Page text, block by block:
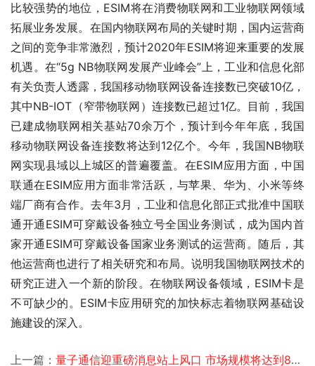
比较强势的地位，ESIM将在消费物联网和工业物联网领域
拓展业务发展。在国内物联网布局的关键时期，国内运营商
之间的竞争非常激烈，预计2020年ESIM将迎来重要的发展
机遇。在“5g NB物联网发展产业峰会”上，工业和信息化部
有关负责人透露，我国移动物联网设备连接数已突破10亿，
其中NB-IOT（窄带物联网）连接数已超过1亿。目前，我国
已建成物联网相关基站70余万个，预计到今年年底，我国
移动物联网设备连接数将达到12亿个。今年，我国NB物联
网实现县域以上城区的普遍覆盖。在ESIM应用方面，中国
联通在ESIM应用方面非常活跃，与苹果、华为、小米等终
端厂商有合作。去年3月，工业和信息化部正式批准中国联
通开通ESIM可穿戴设备独立号全国业务测试，成为国内首
家开通ESIM可穿戴设备国家业务测试的运营商。随后，其
他运营商也进行了相关研究和布局。说明我国物联网技术的
研究正进入一个新的阶段。在物联网设备领域，ESIM卡是
不可缺少的。ESIM卡应用研究的加快标志着物联网基础设
施建设的深入。
上一篇： 量子通信迎重磅消息站上风口 市场规模将达到805亿元